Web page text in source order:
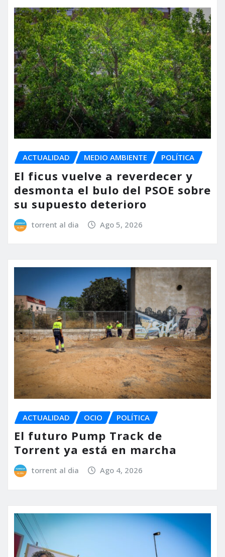
ACTUALIDAD MEDIO AMBIENTE POLÍTICA
El ficus vuelve a reverdecer y
desmonta el bulo del PSOE sobre
su supuesto deterioro
torrent al dia Ago 5, 2026
ACTUALIDAD OCIO POLÍTICA
El futuro Pump Track de
Torrent ya está en marcha
torrent al dia Ago 4, 2026